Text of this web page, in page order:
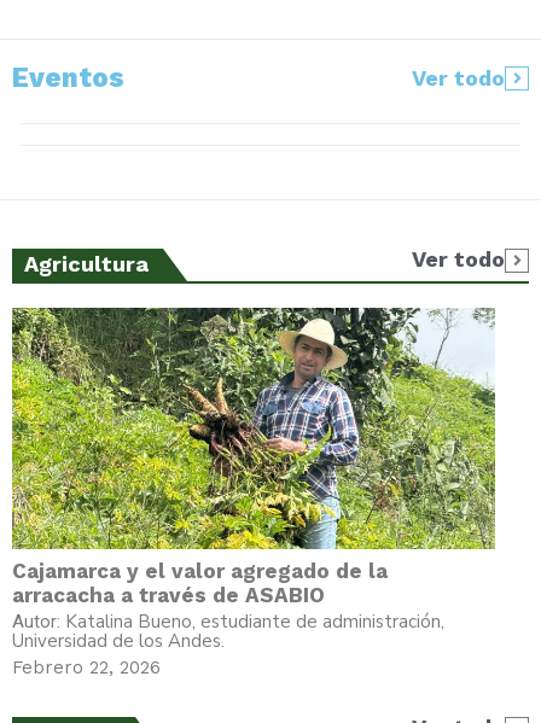
Eventos Ver todo
Agricultura Ver todo
Cajamarca y el valor agregado de la
arracacha a través de ASABIO
Autor: Katalina Bueno, estudiante de administración,
Universidad de los Andes.
Febrero 22, 2026